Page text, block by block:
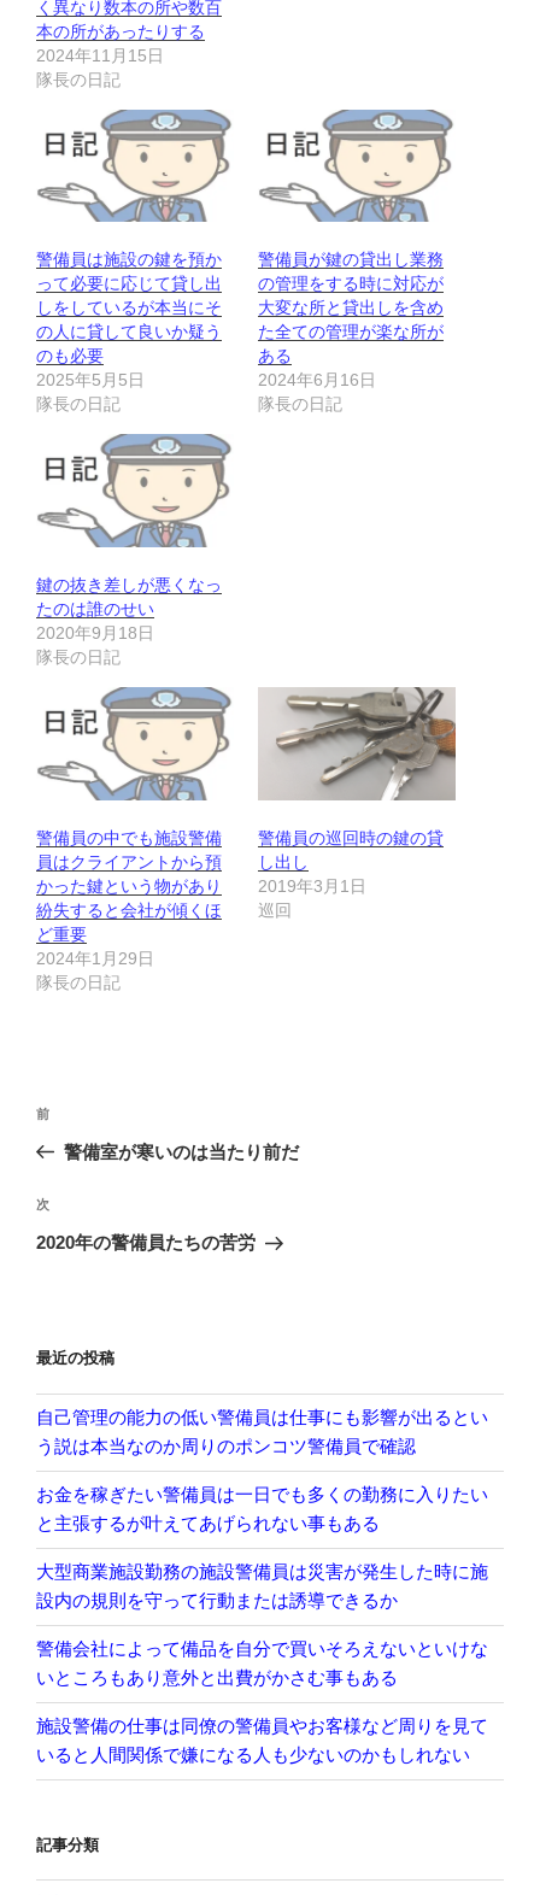
く異なり数本の所や数百
本の所があったりする
2024年11月15日
隊長の日記
警備員は施設の鍵を預か
って必要に応じて貸し出
しをしているが本当にそ
の人に貸して良いか疑う
のも必要
2025年5月5日
隊長の日記
警備員が鍵の貸出し業務
の管理をする時に対応が
大変な所と貸出しを含め
た全ての管理が楽な所が
ある
2024年6月16日
隊長の日記
鍵の抜き差しが悪くなっ
たのは誰のせい
2020年9月18日
隊長の日記
警備員の中でも施設警備
員はクライアントから預
かった鍵という物があり
紛失すると会社が傾くほ
ど重要
2024年1月29日
隊長の日記
警備員の巡回時の鍵の貸
し出し
2019年3月1日
巡回
投
ナ
ビ
ゲ
ン
前
の
稿
前
警備室が寒いのは当たり前だ
次
の
次
2020年の警備員たちの苦労
最近の投稿
自己管理の能力の低い警備員は仕事にも影響が出るとい
う説は本当なのか周りのポンコツ警備員で確認
お金を稼ぎたい警備員は一日でも多くの勤務に入りたい
と主張するが叶えてあげられない事もある
大型商業施設勤務の施設警備員は災害が発生した時に施
設内の規則を守って行動または誘導できるか
警備会社によって備品を自分で買いそろえないといけな
いところもあり意外と出費がかさむ事もある
施設警備の仕事は同僚の警備員やお客様など周りを見て
いると人間関係で嫌になる人も少ないのかもしれない
記事分類